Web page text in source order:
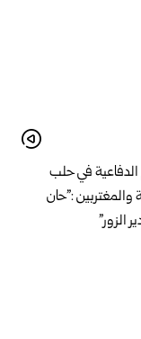
الدفاعية في حلب